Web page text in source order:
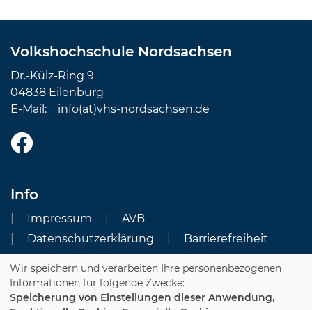
Volkshochschule Nordsachsen
Dr.-Külz-Ring 9
04838 Eilenburg
E-Mail: info(at)vhs-nordsachsen.de
Info
Impressum
AVB
Datenschutzerklärung
Barrierefreiheit
Cookie Einstellungen
Dozenten-Login
Wir speichern und verarbeiten Ihre personenbezogenen
Informationen für folgende Zwecke:
Speicherung von Einstellungen dieser Anwendung,